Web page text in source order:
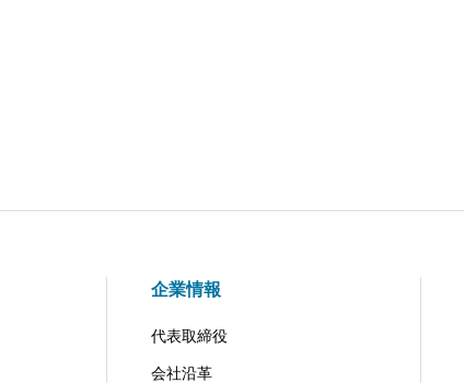
企業情報
代表取締役
会社沿革